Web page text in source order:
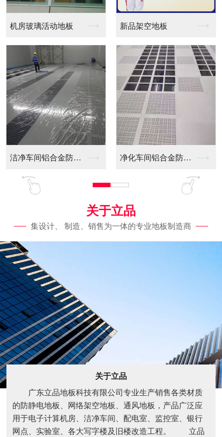
新品架空地板 同质透心PVC防静电...
全铝防静电地板
关于立品
集设计、 制造、销售为一体的专业地板制造商
关于立品
广东立品地板科技有限公司专业生产销售各类材质
的防静电地板、网络架空地板、通风地板，产品广泛应
用于电子计算机房、洁净车间、配电室、监控室、银行
网点、实验室、各大写字楼及旧楼改造工程。 立品